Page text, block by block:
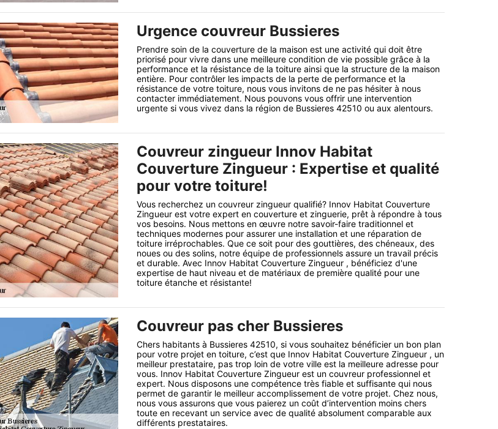
Urgence couvreur Bussieres
Prendre soin de la couverture de la maison est une activité qui doit être
priorisé pour vivre dans une meilleure condition de vie possible grâce à la
performance et la résistance de la toiture ainsi que la structure de la maison
entière. Pour contrôler les impacts de la perte de performance et la
résistance de votre toiture, nous vous invitons de ne pas hésiter à nous
contacter immédiatement. Nous pouvons vous offrir une intervention
urgente si vous vivez dans la région de Bussieres 42510 ou aux alentours.
Couvreur zingueur Innov Habitat
Couverture Zingueur : Expertise et qualité
pour votre toiture!
Vous recherchez un couvreur zingueur qualifié? Innov Habitat Couverture
Zingueur est votre expert en couverture et zinguerie, prêt à répondre à tous
vos besoins. Nous mettons en œuvre notre savoir-faire traditionnel et
techniques modernes pour assurer une installation et une réparation de
toiture irréprochables. Que ce soit pour des gouttières, des chéneaux, des
noues ou des solins, notre équipe de professionnels assure un travail précis
et durable. Avec Innov Habitat Couverture Zingueur , bénéficiez d'une
expertise de haut niveau et de matériaux de première qualité pour une
toiture étanche et résistante!
Couvreur pas cher Bussieres
Chers habitants à Bussieres 42510, si vous souhaitez bénéficier un bon plan
pour votre projet en toiture, c’est que Innov Habitat Couverture Zingueur , un
meilleur prestataire, pas trop loin de votre ville est la meilleure adresse pour
vous. Innov Habitat Couverture Zingueur est un couvreur professionnel et
expert. Nous disposons une compétence très fiable et suffisante qui nous
permet de garantir le meilleur accomplissement de votre projet. Chez nous,
nous vous assurons que vous paierez un coût d’intervention moins chers
toute en recevant un service avec de qualité absolument comparable aux
différents prestataires.